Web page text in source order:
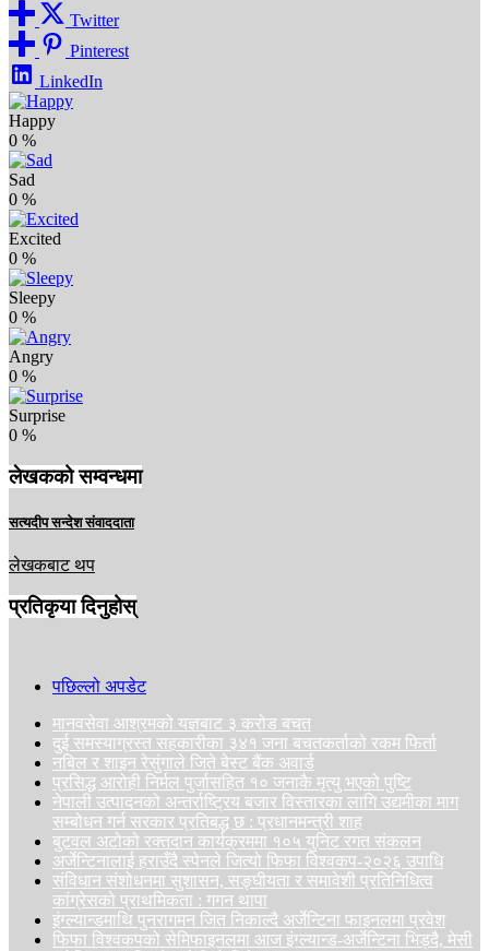
Twitter
Pinterest
LinkedIn
Happy
0 %
Sad
0 %
Excited
0 %
Sleepy
0 %
Angry
0 %
Surprise
0 %
लेखकको सम्वन्धमा
सत्यदीप सन्देश संवाददाता
लेखकबाट थप
प्रतिकृया दिनुहोस्
पछिल्लो अपडेट
मानवसेवा आश्रमको यज्ञबाट ३ करोड बचत
दुई समस्याग्रस्त सहकारीका ३४१ जना बचतकर्ताको रकम फिर्ता
नबिल र शाइन रेसुंगाले जिते बेस्ट बैंक अवार्ड
प्रसिद्ध आरोही निर्मल पुर्जासहित १० जनाकै मृत्यु भएको पुष्टि
नेपाली उत्पादनको अन्तर्राष्ट्रिय बजार विस्तारका लागि उद्यमीका माग
सम्बोधन गर्न सरकार प्रतिबद्ध छ : प्रधानमन्त्री शाह
बुटवल अटोको रक्तदान कार्यक्रममा १०५ युनिट रगत संकलन
अर्जेन्टिनालाई हराउँदै स्पेनले जित्यो फिफा विश्वकप-२०२६ उपाधि
संविधान संशोधनमा सुशासन, सङ्घीयता र समावेशी प्रतिनिधित्व
कांग्रेसको प्राथमिकता : गगन थापा
इंग्ल्यान्डमाथि पुनरागमन जित निकाल्दै अर्जेन्टिना फाइनलमा प्रवेश
फिफा विश्वकपको सेमिफाइनलमा आज इंग्ल्यान्ड-अर्जेन्टिना भिड्दै, मेसी